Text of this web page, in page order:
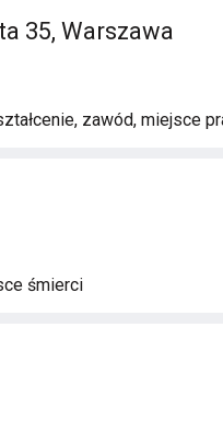
35, Warszawa
zawód, miejsce
śmierci